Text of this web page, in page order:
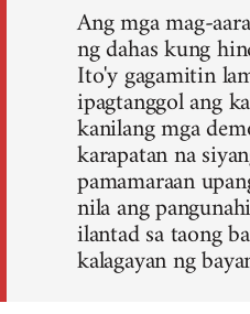
Ang mga mag-
ng dahas kung
Ito'y gagamitin
ipagtanggol ang
kanilang mga
karapatan na
pamamaraan
nila ang
ilantad sa taong
kalagayan ng